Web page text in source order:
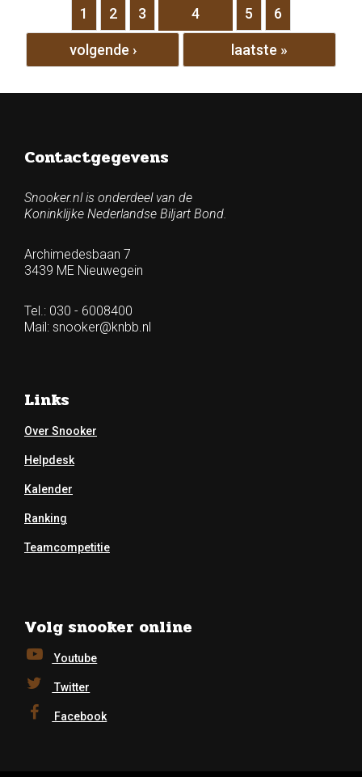
1 2 3 4 5 6
volgende › laatste »
Contactgegevens
Snooker.nl is onderdeel van de
Koninklijke Nederlandse Biljart Bond.
Archimedesbaan 7
3439 ME Nieuwegein
Tel.: 030 - 6008400
Mail: snooker@knbb.nl
Links
Over Snooker
Helpdesk
Kalender
Ranking
Teamcompetitie
Volg snooker online
Youtube
Twitter
Facebook